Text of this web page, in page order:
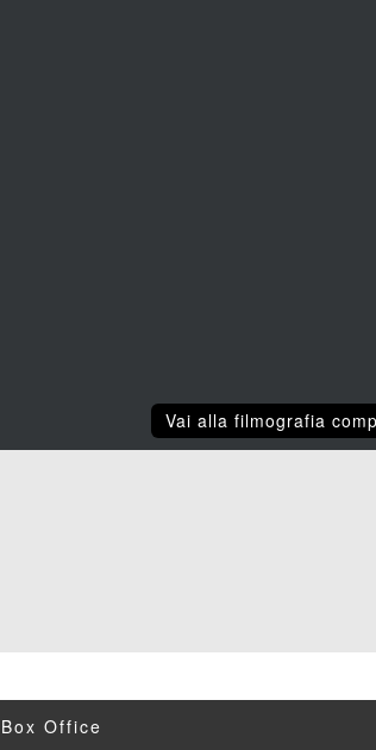
Vai alla filmografia
Box Office